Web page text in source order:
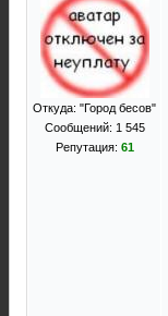
Откуда: "Город бесов"
Сообщений: 1 545
Репутация: 61